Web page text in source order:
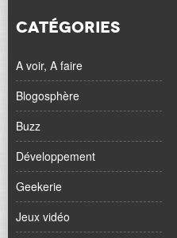
CATÉGORIES
A voir, A faire
Blogosphère
Buzz
Développement
Geekerie
Jeux vidéo